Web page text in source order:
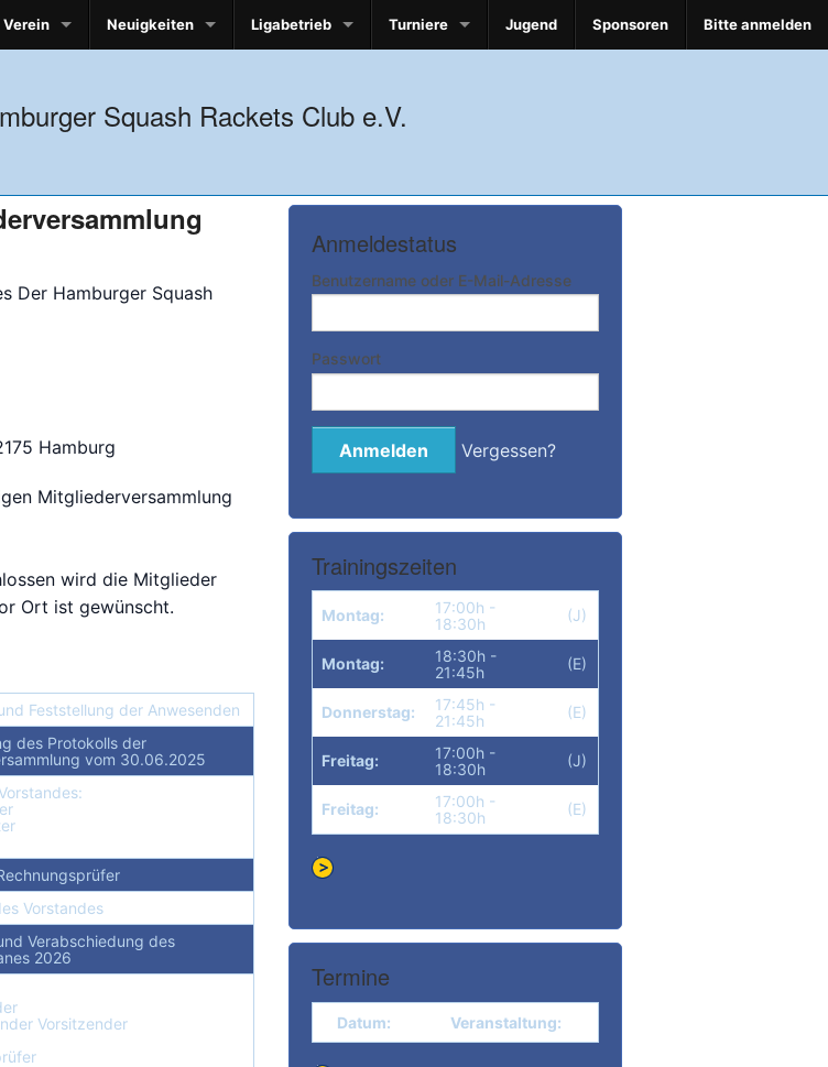
Verein Neuigkeiten Ligabetrieb Turniere Jugend Sponsoren Bitte anmelden
Squash Rackets Club e.V.
Der Hamburger Squash
Hamburg
Mitgliederversammlung
wird die Mitglieder
Ort ist gewünscht.
Feststellung der Anwesenden
des Protokolls der
vom 30.06.2025
Vorstandes
Verabschiedung des
2026
Vorsitzender
Anmeldestatus
Benutzername oder E-Mail-Adresse
Passwort
Vergessen?
Trainingszeiten
Montag:
17:00h -
18:30h
(J)
Montag:
18:30h -
21:45h
(E)
Donnerstag:
17:45h -
21:45h
(E)
Freitag:
17:00h -
18:30h
(J)
Freitag:
17:00h -
18:30h
(E)
Termine
Datum: Veranstaltung: